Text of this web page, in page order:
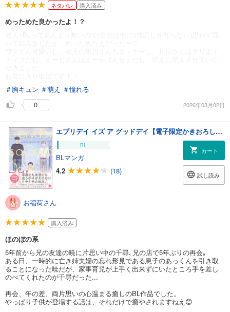
ネタバレ 購入済み
めっためた良かったよ！？
＃胸キュン ＃萌え ＃憧れる
0
2026年03月02日
エブリデイ イズ ア グッドデイ【電子限定かきおろし漫画付】
BL
BLマンガ
4.2
(18)
カート
試し読み
お稲荷さん
購入済み
ほのぼの系
5年前から兄の友達の暁に片思い中の千尋､兄の店で5年ぶりの再会｡
ある日、一時的に亡き姉夫婦の忘れ形見である息子のあっくんを引き取
ることになった暁だが、家事育児が上手く出来ずにいたところ手を差し
のべてくれたのが千尋だった...
再会、年の差、両片思いの心温まる癒しのBL作品でした。
やっぱり子供が登場する話は、それだけで癒やされますねえ😊